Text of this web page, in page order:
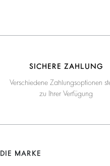
SICHERE ZAHLUNG
Verschiedene Zahlungsoptionen
zu Ihrer Verfügung
DIE MARKE